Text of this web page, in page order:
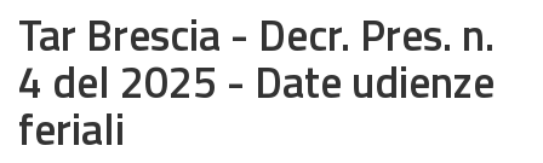
Tar Brescia - Decr. Pres. n.
4 del 2025 - Date udienze
feriali